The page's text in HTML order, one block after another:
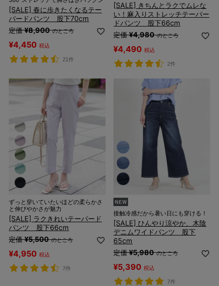
[SALE] 春に歩きたくなるテー
パードパンツ 股下70cm
定価 ¥8,900 のところ
¥4,450 税込
21件
[SALE] きちんとラクでムレな
い！麻入りストレッチテーパー
ドパンツ 股下66cm
定価 ¥4,980 のところ
¥4,490 税込
2件
ずっと穿いていたいほどの柔らかさ
と伸びやかさが魅力
[SALE] ラクきれいテーパード
パンツ 股下66cm
定価 ¥5,500 のところ
¥4,950 税込
7件
接触冷感だから暑い日にも穿ける！
[SALE] ひんやり涼やか、木陰
デニムワイドパンツ 股下
65cm
定価 ¥5,980 のところ
¥5,390 税込
7件